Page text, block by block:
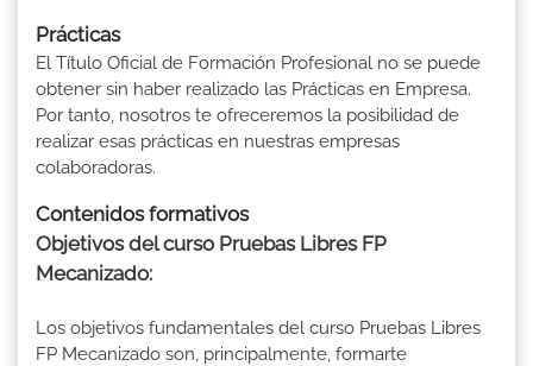
Prácticas
El Título Oficial de Formación Profesional no se puede
obtener sin haber realizado las Prácticas en Empresa.
Por tanto, nosotros te ofreceremos la posibilidad de
realizar esas prácticas en nuestras empresas
colaboradoras.
Contenidos formativos
Objetivos del curso Pruebas Libres FP
Mecanizado:
Los objetivos fundamentales del curso Pruebas Libres
FP Mecanizado son, principalmente, formarte